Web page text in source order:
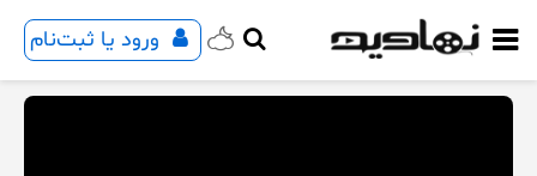
ورود یا ثبت‌نام